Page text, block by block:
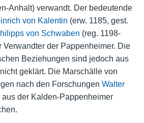
Anhalt) verwandt. Der bedeutende
von Kalentin (erw. 1185, gest.
von Schwaben (reg. 1198-
Verwandter der Pappenheimer. Die
Beziehungen sind jedoch aus
geklärt. Die Marschälle von
nach den Forschungen Walter
der Kalden-Pappenheimer